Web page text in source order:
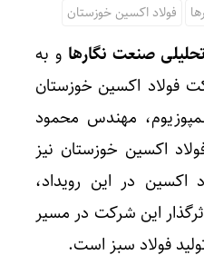
فولاد اکسین خوزستان
صنعت نگارها و به
فولاد اکسین خوزستان
مهندس محمود
اکسین خوزستان نیز
در این رویداد،
این شرکت در مسیر
فولاد سبز است.